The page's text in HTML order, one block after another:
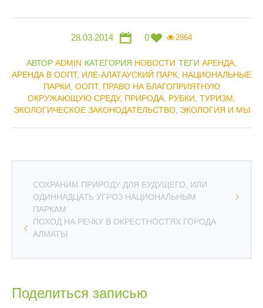
28.03.2014 0 2864
АВТОР ADMIN КАТЕГОРИЯ НОВОСТИ ТЕГИ АРЕНДА
АРЕНДА В ООПТ, ИЛЕ-АЛАТАУСКИЙ ПАРК НАЦИОНАЛЬНЫЕ
ПАРКИ ООПТ, ПРАВО НА БЛАГОПРИЯТНУЮ
ОКРУЖАЮЩУЮ СРЕДУ, ПРИРОДА РУБКИ ТУРИЗМ
ЭКОЛОГИЧЕСКОЕ ЗАКОНОДАТЕЛЬСТВО, ЭКОЛОГИЯ И МЫ
СОХРАНИМ ПРИРОДУ ДЛЯ БУДУЩЕГО, ИЛИ
ОДИННАДЦАТЬ УГРОЗ НАЦИОНАЛЬНЫМ
ПАРКАМ
ПОХОД НА РЕЧКУ В ОКРЕСТНОСТЯХ ГОРОДА
АЛМАТЫ
Поделиться записью